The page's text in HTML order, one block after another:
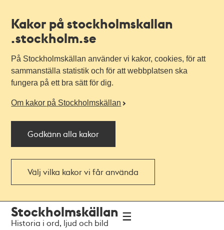
Kakor på stockholmskallan
.stockholm.se
På Stockholmskällan använder vi kakor, cookies, för att
sammanställa statistik och för att webbplatsen ska
fungera på ett bra sätt för dig.
Om kakor på Stockholmskällan
Godkänn alla kakor
Välj vilka kakor vi får använda
navigationen
huvudinnehållet
Stockholmskällan
Historia i ord, ljud och bild